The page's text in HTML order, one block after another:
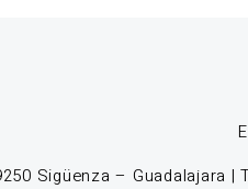
Sigüenza – Guadalajara |